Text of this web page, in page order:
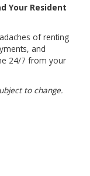
Your Resident
of renting
and
24/7 from your
to change.